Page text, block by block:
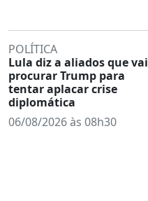
POLÍTICA
Lula diz a aliados que vai
procurar Trump para
tentar aplacar crise
diplomática
06/08/2026 às 08h30